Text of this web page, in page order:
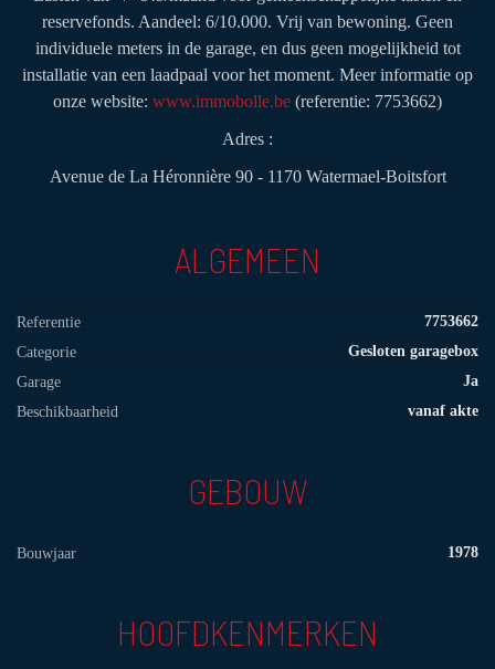
reservefonds. Aandeel: 6/10.000. Vrij van bewoning. Geen
individuele meters in de garage, en dus geen mogelijkheid tot
installatie van een laadpaal voor het moment. Meer informatie op
onze website: www.immobolle.be (referentie: 7753662)
Adres :
Avenue de La Héronnière 90 - 1170 Watermael-Boitsfort
ALGEMEEN
Referentie
7753662
Categorie
Gesloten garagebox
Garage
Ja
Beschikbaarheid
vanaf akte
GEBOUW
Bouwjaar 1978
HOOFDKENMERKEN